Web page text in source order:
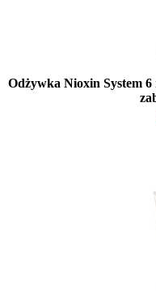
Odżywka Nioxin System